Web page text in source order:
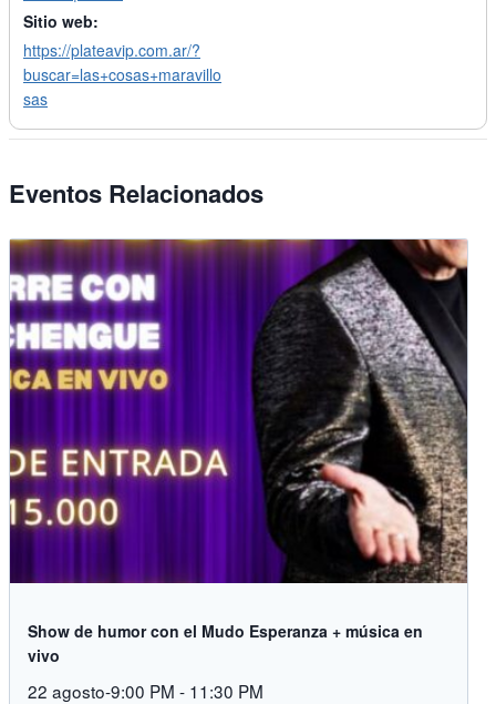
Sitio web:
https://plateavip.com.ar/?
buscar=las+cosas+maravillo
sas
Eventos Relacionados
Show de humor con el Mudo Esperanza + música en
vivo
22 agosto-9:00 PM - 11:30 PM